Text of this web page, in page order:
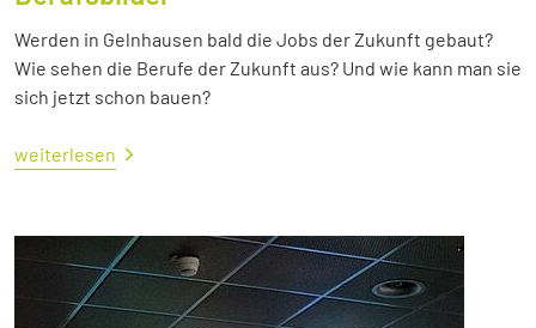
Werden in Gelnhausen bald die Jobs der Zukunft gebaut?
Wie sehen die Berufe der Zukunft aus? Und wie kann man sie
sich jetzt schon bauen?
weiterlesen